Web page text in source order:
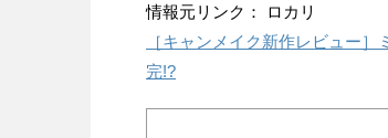
情報元リンク： ロカリ
［キャンメイク新作レビュー
完!?